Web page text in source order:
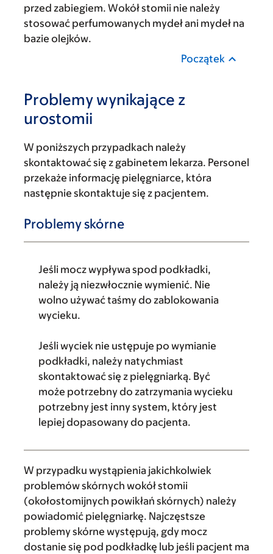
przed zabiegiem. Wokół stomii nie należy
stosować perfumowanych mydeł ani mydeł na
bazie olejków.
Początek
Problemy wynikające z
urostomii
W poniższych przypadkach należy
skontaktować się z gabinetem lekarza. Personel
przekaże informację pielęgniarce, która
następnie skontaktuje się z pacjentem.
Problemy skórne
Jeśli mocz wypływa spod podkładki,
należy ją niezwłocznie wymienić. Nie
wolno używać taśmy do zablokowania
wycieku.
Jeśli wyciek nie ustępuje po wymianie
podkładki, należy natychmiast
skontaktować się z pielęgniarką. Być
może potrzebny do zatrzymania wycieku
potrzebny jest inny system, który jest
lepiej dopasowany do pacjenta.
W przypadku wystąpienia jakichkolwiek
problemów skórnych wokół stomii
(okołostomijnych powikłań skórnych) należy
powiadomić pielęgniarkę. Najczęstsze
problemy skórne występują, gdy mocz
dostanie się pod podkładkę lub jeśli pacjent ma